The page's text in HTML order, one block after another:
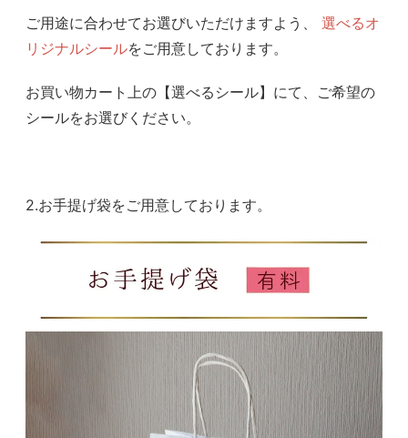
ご用途に合わせてお選びいただけますよう、
選べるオ
リジナルシールをご用意しております。
お買い物カート上の【選べるシール】にて、ご希望の
シールをお選びください。
2.お手提げ袋をご用意しております。